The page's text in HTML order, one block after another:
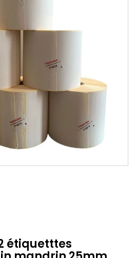
étiquetttes